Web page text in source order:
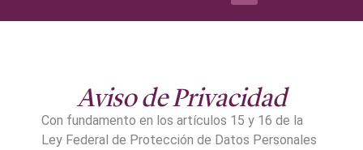
Aviso de Privacidad
Con fundamento en los artículos 15 y 16 de la
Ley Federal de Protección de Datos Personales